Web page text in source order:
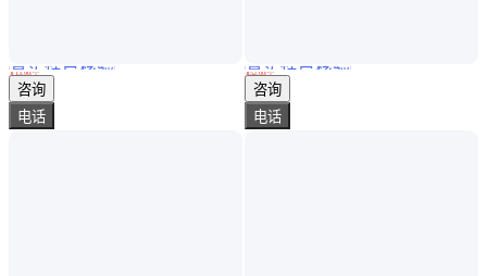
美国托罗T7球场喷头厂家 公共绿地农业灌溉草坪喷 头
真实性已核验
￥ 13.90/个
河南郑州
咨询
电话
加工 工业除尘降温喷头 防堵塞耐腐蚀 规格齐全可定制 大拇指
真实性已核验
￥52 .00/个
辽宁大连
咨询
电话